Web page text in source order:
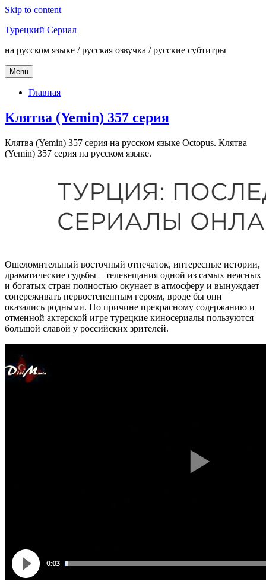
Skip to content
Турецкий Сериал
на русском языке / русская озвучка / русские субтитры
Menu
Главная
Клятва (Yemin) 357 серия
Клятва (Yemin) 357 серия на русском языке Octopus. Клятва
(Yemin) 357 серия на русском языке.
Ошеломительный восточный отпечаток, интересные истории,
драматические судьбы – телевещания одной из самых неясных
и богатых стран полностью окунает в атмосферу и вынуждает
сопереживать первостепенным героям, вроде бы они
оказались родными. По причине прекрасному содержанию и
отменной актерской игре турецкие киносериалы пользуются
большой славой у российских зрителей.